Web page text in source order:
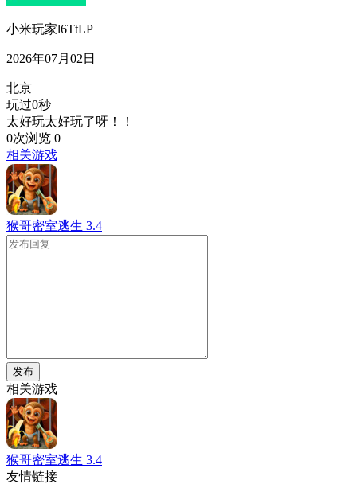
小米玩家l6TtLP
2026年07月02日
北京
玩过0秒
太好玩太好玩了呀！！
0次浏览 0
相关游戏
猴哥密室逃生 3.4
发布
相关游戏
猴哥密室逃生 3.4
友情链接